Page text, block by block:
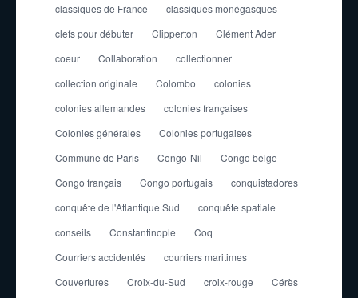
classiques de France
classiques monégasques
clefs pour débuter
Clipperton
Clément Ader
coeur
Collaboration
collectionner
collection originale
Colombo
colonies
colonies allemandes
colonies françaises
Colonies générales
Colonies portugaises
Commune de Paris
Congo-Nil
Congo belge
Congo français
Congo portugais
conquistadores
conquête de l'Atlantique Sud
conquête spatiale
conseils
Constantinople
Coq
Courriers accidentés
courriers maritimes
Couvertures
Croix-du-Sud croix-rouge
Cérès